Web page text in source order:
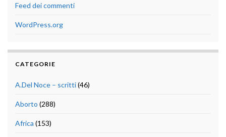
Feed dei commenti
WordPress.org
CATEGORIE
A.Del Noce – scritti(46)
Aborto (288)
Africa (153)